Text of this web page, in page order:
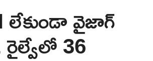
లేకుండా వైజాగ్
36